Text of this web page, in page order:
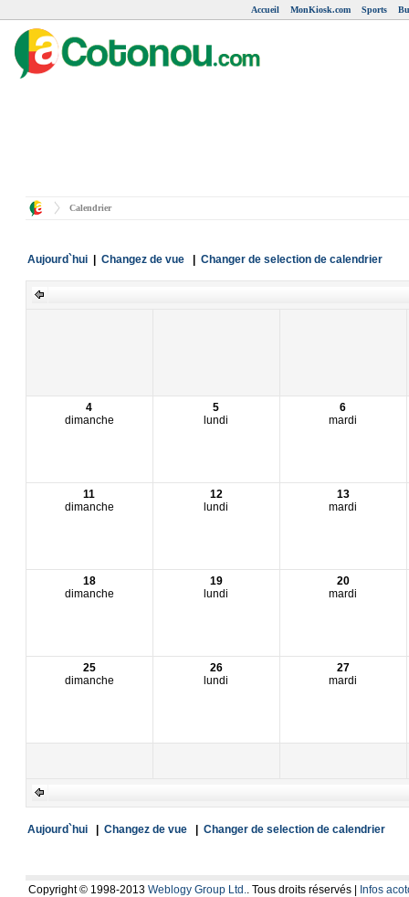
Accueil MonKiosk.com Sports
Calendrier
Aujourd`hui| Changez de vue| Changer de selection de calendrier
4
dimanche
5
lundi
6
mardi
11
dimanche
12
lundi
13
mardi
18
dimanche
19
lundi
20
mardi
25
dimanche
26
lundi
27
mardi
Aujourd`hui| Changez de vue| Changer de selection de calendrier
Copyright © 1998-2013 Weblogy Group Ltd.. Tous droits réservés | Infos